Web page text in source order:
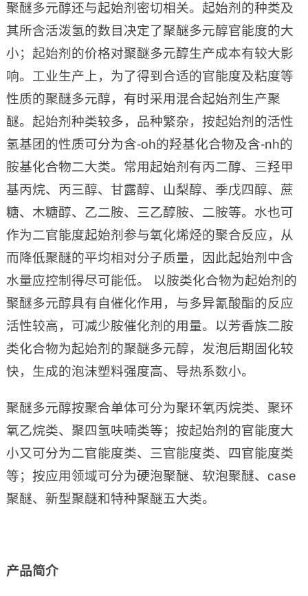
聚醚多元醇还与起始剂密切相关。起始剂的种类及
其所含活泼氢的数目决定了聚醚多元醇官能度的大
小；起始剂的价格对聚醚多元醇生产成本有较大影
响。工业生产上，为了得到合适的官能度及粘度等
性质的聚醚多元醇，有时采用混合起始剂生产聚
醚。起始剂种类较多，品种繁杂，按起始剂的活性
氢基团的性质可分为含-oh的羟基化合物及含-nh的
胺基化合物二大类。常用起始剂有丙二醇、三羟甲
基丙烷、丙三醇、甘露醇、山梨醇、季戊四醇、蔗
糖、木糖醇、乙二胺、三乙醇胺、二胺等。水也可
作为二官能度起始剂参与氧化烯烃的聚合反应，从
而降低聚醚的平均相对分子质量，因此起始剂中含
水量应控制得尽可能低。 以胺类化合物为起始剂的
聚醚多元醇具有自催化作用，与多异氰酸酯的反应
活性较高，可减少胺催化剂的用量。以芳香族二胺
类化合物为起始剂的聚醚多元醇，发泡后期固化较
快，生成的泡沫塑料强度高、导热系数小。
聚醚多元醇按聚合单体可分为聚环氧丙烷类、聚环
氧乙烷类、聚四氢呋喃类等；按起始剂的官能度大
小又可分为二官能度类、三官能度类、四官能度类
等；按应用领域可分为硬泡聚醚、软泡聚醚、case
聚醚、新型聚醚和特种聚醚五大类。
产品简介